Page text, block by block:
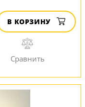
В КОРЗИНУ